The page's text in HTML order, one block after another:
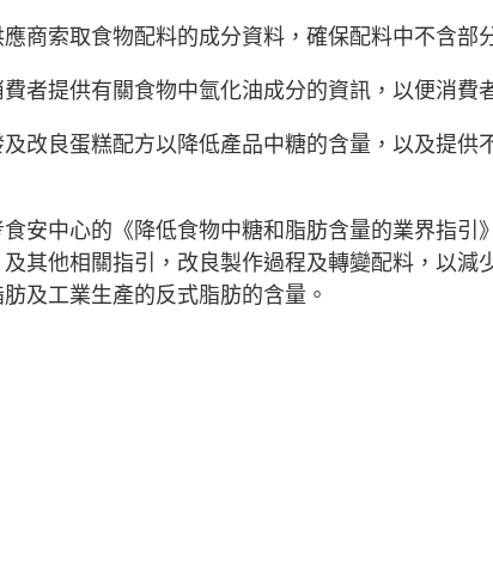
商索取食物配料的成分資料，確保配料中不含部
者提供有關食物中氫化油成分的資訊，以便消費
及改良蛋糕配方以降低產品中糖的含量，以及提供
食安中心的《降低食物中糖和脂肪含量的業界指
及其他相關指引，改良製作過程及轉變配料，以減
及工業生產的反式脂肪的含量。